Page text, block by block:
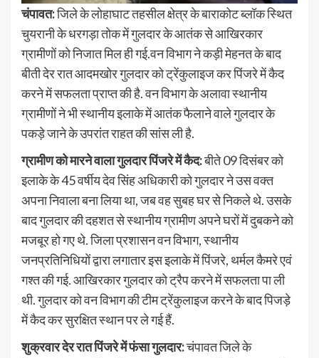
चंपावत:जिले के लोहाघाट तहसील क्षेत्र के बाराकोट ब्लॉक स्थित
चुयरानी के धरगड़ा तोक में गुलदार के आतंक से आखिरकार
ग्रामीणों को निजात मिल ही गई.वन विभाग ने कड़ी मेहनत के बाद
बीती देर रात आदमखोर गुलदार को ट्रेंकुलाइज कर पिंजरे में कैद
करने में सफलता प्राप्त की है. वन विभाग के अलावा स्थानीय
ग्रामीणों ने भी स्थानीय इलाके में आतंक फैलाने वाले गुलदार के
पकड़े जाने के उपरांत राहत की सांस ली है.
ग्रामीण को मारने वाला गुलदार पिंजरे में कैद:बीते 09 दिसंबर को
इलाके के 45 वर्षीय देव सिंह अधिकारी को गुलदार ने उस वक्त
अपना निवाला बना लिया था, जब वह सुबह घर से निकले थे. उसके
बाद गुलदार की दहशत से स्थानीय ग्रामीण अपने घरों में दुबकने को
मजबूर हो गए थे. जिला प्रशासन वन विभाग, स्थानीय
जनप्रतिनिधियों द्वारा लगातार इस इलाके में पिंजरे, थर्मल कैमरे एवं
गश्त की गई. आखिरकार गुलदार को ट्रैप करने में सफलता पा ली
थी. गुलदार को वन विभाग की टीम ट्रेंकुलाइज करने के बाद पिजड़े
में कैद कर सुरक्षित स्थान पर ले गई हैं.
शुक्रवार देर रात पिंजरे में फंसा गुलदार:चंपावत जिले के